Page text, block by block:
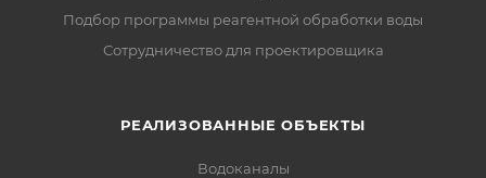
Подбор программы реагентной обработки воды
Сотрудничество для проектировщика
РЕАЛИЗОВАННЫЕ ОБЪЕКТЫ
Водоканалы